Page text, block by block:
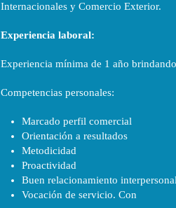
Internacionales y Comercio Exterior.
Experiencia laboral:
Experiencia mínima de 1 año
Competencias personales:
Marcado perfil comercial
Orientación a resultados
Metodicidad
Proactividad
Buen relacionamiento interpersonal
Vocación de servicio. Con